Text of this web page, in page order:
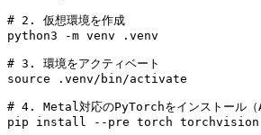
# 2. 仮想環境を作成
python3
-m venv .venv
# 3. 環境をアクティベート
source
.venv/bin/activate
# 4. Metal対応のPyTorchをインストール
pip
install --pre torch torchvision